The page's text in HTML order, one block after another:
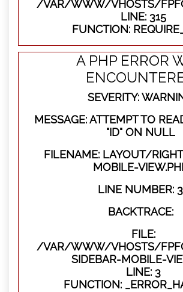
/VAR/WWW/VHOSTS/
LINE: 315
FUNCTION:
A PHP ERROR
SEVERITY:
MESSAGE: ATTEMPT TO
"ID" ON NULL
FILENAME: LAYOUT/
MOBILE-
LINE NUMBER: 3
BACKTRACE:
FILE:
/VAR/WWW/VHOSTS/
SIDEBAR-MOBILE-
LINE: 3
FUNCTION: